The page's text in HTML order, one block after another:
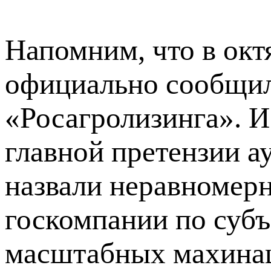
Напомним, что в
официально
«Росагролизинга».
главной претензии
назвали
госкомпании по
масштабных